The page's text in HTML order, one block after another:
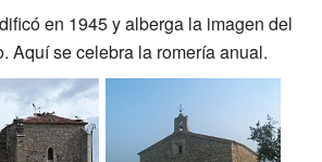
en 1945 y alberga la imagen del
Aquí se celebra la romería anual.